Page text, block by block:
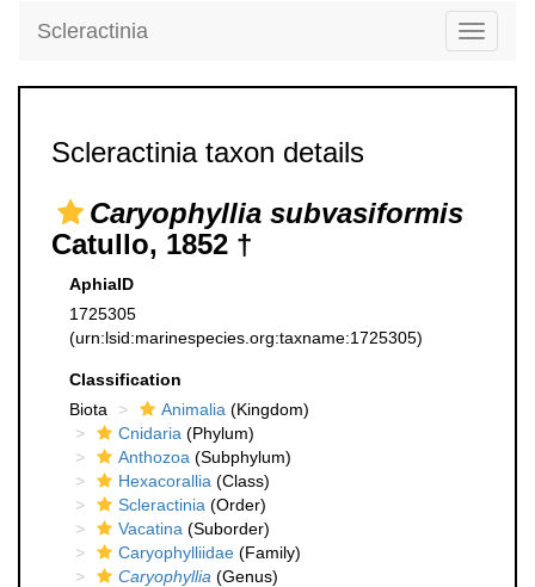
Toggle
Scleractinia
Scleractinia taxon details
Caryophyllia subvasiformis
Catullo, 1852 †
AphiaID
1725305
(urn:lsid:marinespecies.org:taxname:1725305)
Classification
Biota
Animalia (Kingdom)
Cnidaria (Phylum)
Anthozoa (Subphylum)
Hexacorallia (Class)
Scleractinia (Order)
Vacatina (Suborder)
Caryophylliidae (Family)
Caryophyllia (Genus)